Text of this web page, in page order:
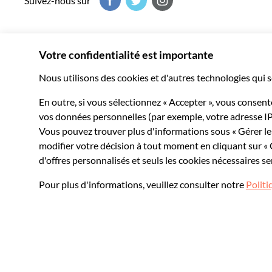
Musement vous fait vivre le meilleur de chaque